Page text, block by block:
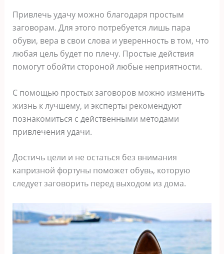
Привлечь удачу можно благодаря простым
заговорам. Для этого потребуется лишь пара
обуви, вера в свои слова и уверенность в том, что
любая цель будет по плечу. Простые действия
помогут обойти стороной любые неприятности.
С помощью простых заговоров можно изменить
жизнь к лучшему, и эксперты рекомендуют
познакомиться с действенными методами
привлечения удачи.
Достичь цели и не остаться без внимания
капризной фортуны поможет обувь, которую
следует заговорить перед выходом из дома.